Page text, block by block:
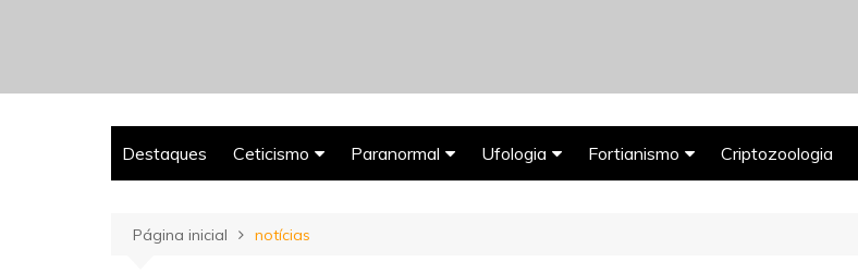
Destaques Ceticismo
Espiritualismo
Paranormal Ufologia Fortianismo Criptozoologia
Página inicial notícias